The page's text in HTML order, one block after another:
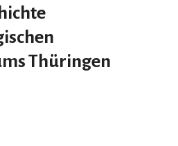
Thüringen